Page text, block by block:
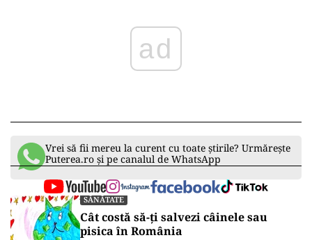
ad
Vrei să fii mereu la curent cu toate știrile? Urmărește
Puterea.ro și pe canalul de WhatsApp
SĂNĂTATE
Cât costă să-ți salvezi câinele sau
pisica în România